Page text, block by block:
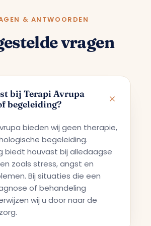
& ANTWOORDEN
vragen
bij Terapi Avrupa
begeleiding?
bieden wij geen therapie,
begeleiding.
biedt houvast bij alledaagse
zoals stress, angst en
Bij situaties die een
of behandeling
wij u door naar de